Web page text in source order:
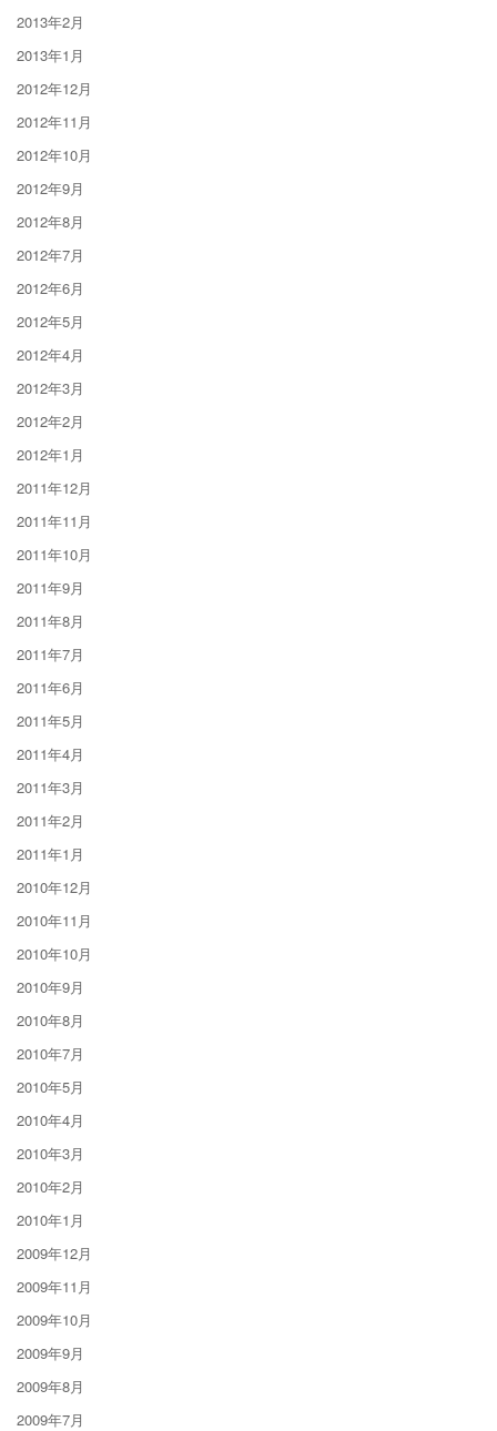
2013年2月
2013年1月
2012年12月
2012年11月
2012年10月
2012年9月
2012年8月
2012年7月
2012年6月
2012年5月
2012年4月
2012年3月
2012年2月
2012年1月
2011年12月
2011年11月
2011年10月
2011年9月
2011年8月
2011年7月
2011年6月
2011年5月
2011年4月
2011年3月
2011年2月
2011年1月
2010年12月
2010年11月
2010年10月
2010年9月
2010年8月
2010年7月
2010年5月
2010年4月
2010年3月
2010年2月
2010年1月
2009年12月
2009年11月
2009年10月
2009年9月
2009年8月
2009年7月